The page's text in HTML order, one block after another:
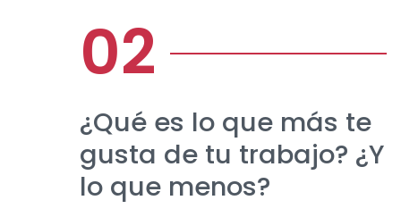
¿Qué es lo que más te
gusta de tu trabajo? ¿Y
lo que menos?